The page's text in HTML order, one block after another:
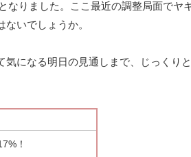
なりました。ここ最近の調整局面でヤ
いでしょうか。
になる明日の見通しまで、じっくり
！